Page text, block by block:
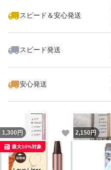
スピード＆安心発送
スピード発送
安心発送
1,300 円 いいね！
2,150円
最大10%対象